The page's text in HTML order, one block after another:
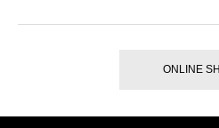
ONLINE